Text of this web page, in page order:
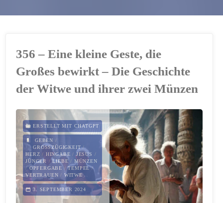
356 – Eine kleine Geste, die
Großes bewirkt – Die Geschichte
der Witwe und ihrer zwei Münzen
ERSTELLT MIT CHATGPT
GEBEN /
GROSSZÜGIGKEIT
/
HERZ / HINGABE /JESUS /
JÜNGER /LIEBE/ MÜNZEN
/OPFERGABE /TEMPEL/
VERTRAUEN / WITWE
3. SEPTEMBER 2024